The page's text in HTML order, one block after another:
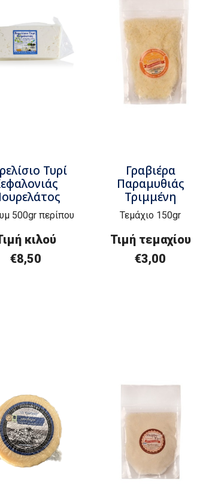
Τυρί
500gr περίπου
κιλού
€8,50
Γραβιέρα
Παραμυθιάς
Τριμμένη
Τεμάχιο 150gr
Τιμή τεμαχίου
€3,00